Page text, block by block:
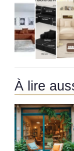
À lire